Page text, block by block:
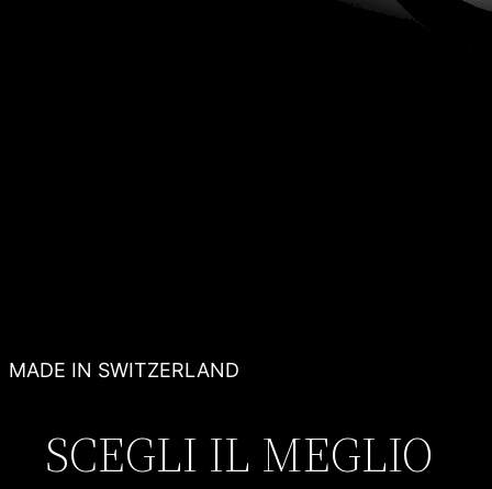
MADE IN SWITZERLAND
SCEGLI IL MEGLIO